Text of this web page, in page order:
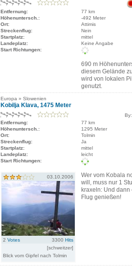
Entfernung:
77 km
Höhenuntersch.:
-492 Meter
Ort:
Attimis
Streckenflug:
Nein
Startplatz:
mittel
Landeplatz:
Keine Angabe
Start Richtungen:
690 m
diesem Gelände
wird von lokalen
genutzt.
Europa » Slowenien
Kobilja Klava, 1475 Meter
Entfernung:
77 km
Höhenuntersch.:
1295 Meter
Ort:
Tolmin
Streckenflug:
Ja
Startplatz:
mittel
Landeplatz:
leicht
Start Richtungen:
03.10.2006
2 Votes 3300 Hits
[schweitzer]
Blick vom Gipfel nach Tolmin
Wer vom Kobala
will, muss nur 1
kraxeln: Und
Flug genießen!